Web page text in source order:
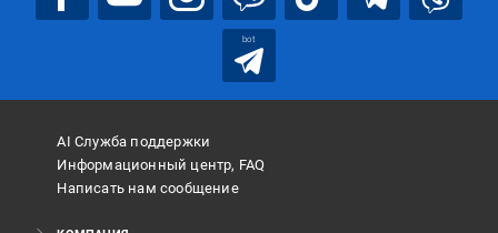
bot
AI Служба поддержки
Информационный центр, FAQ
Написать нам сообщение